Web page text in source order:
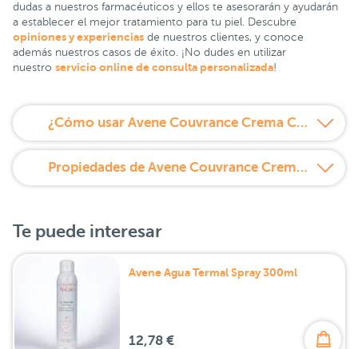
dudas a nuestros farmacéuticos y ellos te asesorarán y ayudarán
a establecer el mejor tratamiento para tu piel. Descubre
opiniones y experiencias de nuestros clientes, y conoce
además nuestros casos de éxito. ¡No dudes en utilizar
nuestro servicio online de consulta personalizada!
¿Cómo usar Avene Couvrance Crema Compacta Oil-free Beige 2,5 spf 30?
Propiedades de Avene Couvrance Crema Compacta Oil-free Beige 2,5 spf 30
Te puede interesar
Avene Agua Termal Spray 300ml
12,78 €